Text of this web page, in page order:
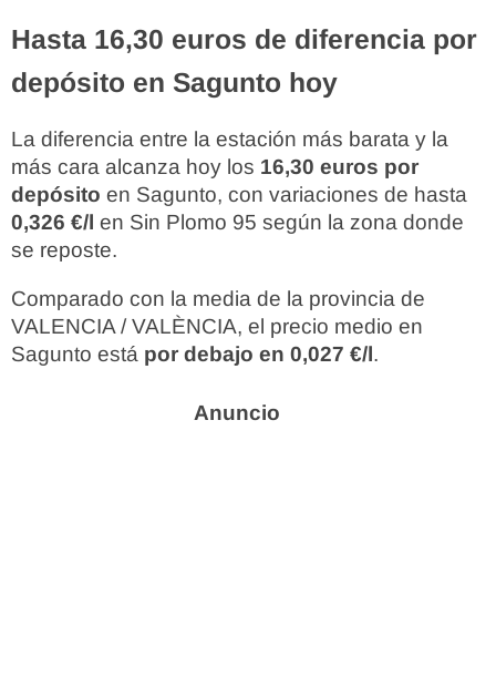
Hasta 16,30 euros de diferencia por
depósito en Sagunto hoy
La diferencia entre la estación más barata y la
más cara alcanza hoy los 16,30 euros por
depósito en Sagunto, con variaciones de hasta
0,326 €/l en Sin Plomo 95 según la zona donde
se reposte.
Comparado con la media de la provincia de
VALENCIA / VALÈNCIA, el precio medio en
Sagunto está por debajo en 0,027 €/l.